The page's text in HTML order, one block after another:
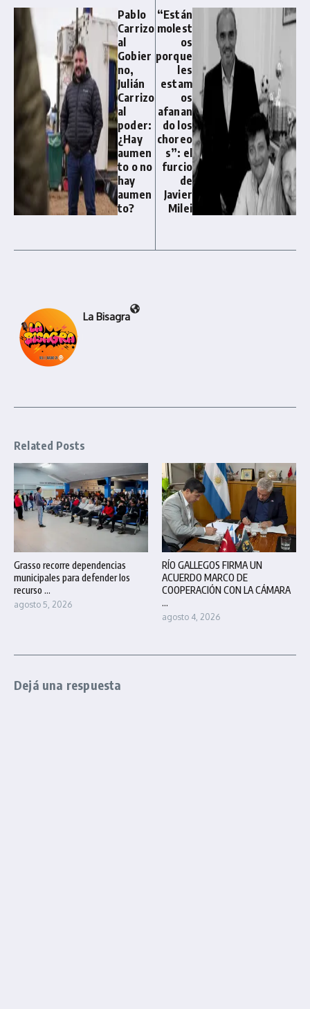
Pablo
Carrizo
al
Gobier
no,
Julián
Carrizo
al
poder:
¿Hay
aumen
to o no
hay
aumen
to?
“Están
molest
os
porque
les
estam
os
afanan
do los
choreo
s”: el
furcio
de
Javier
Milei
La Bisagra
Related Posts
Grasso recorre dependencias
municipales para defender los
recurso ...
agosto 5, 2026
RÍO GALLEGOS FIRMA UN
ACUERDO MARCO DE
COOPERACIÓN CON LA CÁMARA
...
agosto 4, 2026
Dejá una respuesta